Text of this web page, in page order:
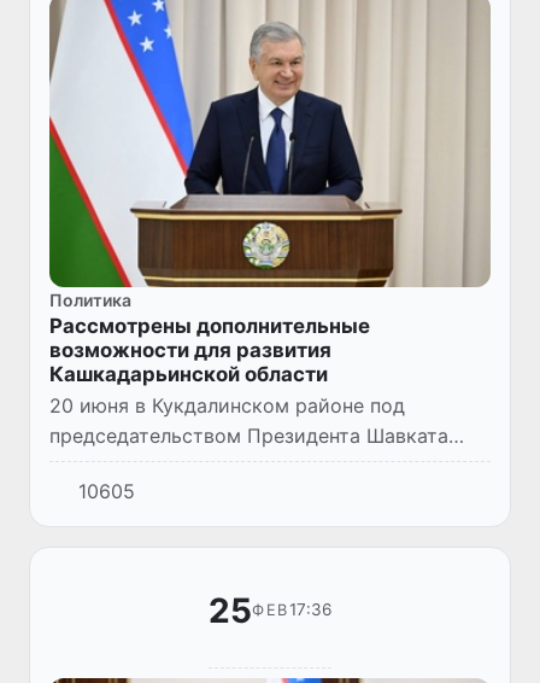
Политика
Рассмотрены дополнительные
возможности для развития
Кашкадарьинской области
20 июня в Кукдалинском районе под
председательством Президента Шавката
Мирзиёева состоялось совещание по
вопросам социально-экономического
развития Кашкадарьинской области.
10605
25ФЕВ17:36